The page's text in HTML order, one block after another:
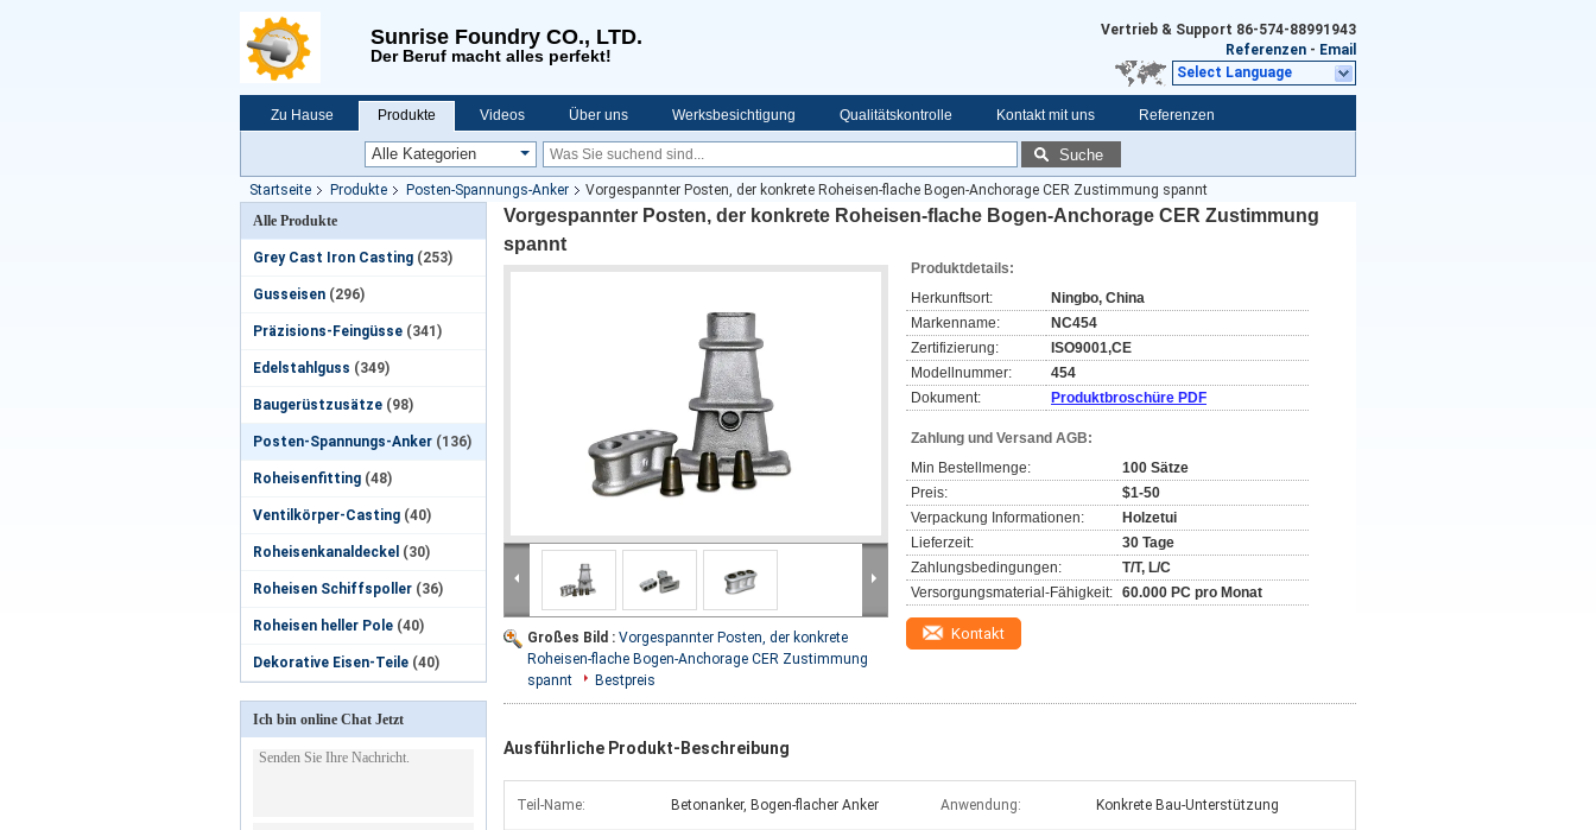
Sunrise Foundry CO., LTD.
Der Beruf macht alles perfekt!
Vertrieb & Support 86-574-88991943
Referenzen - Email
Select Language
Zu Hause Produkte Videos Über uns Werksbesichtigung Qualitätskontrolle Kontakt mit uns Referenzen
Suche
Startseite Produkte Posten-Spannungs-Anker
Vorgespannter Posten, der konkrete Roheisen-flache Bogen-Anchorage CER Zustimmung spannt
Alle Produkte
Grey Cast Iron Casting (253)
Gusseisen (296)
Präzisions-Feingüsse (341)
Edelstahlguss (349)
Baugerüstzusätze (98)
Posten-Spannungs-Anker (136)
Roheisenfitting (48)
Ventilkörper-Casting (40)
Roheisenkanaldeckel (30)
Roheisen Schiffspoller (36)
Roheisen heller Pole (40)
Dekorative Eisen-Teile (40)
Ich bin online Chat Jetzt
Vorgespannter Posten, der konkrete Roheisen-flache Bogen-Anchorage CER Zustimmung
spannt
Großes Bild : Vorgespannter Posten, der konkrete
Roheisen-flache Bogen-Anchorage CER Zustimmung
spannt
Bestpreis
Produktdetails:
Herkunftsort:
Ningbo, China
Markenname:
NC454
Zertifizierung:
ISO9001,CE
Modellnummer:
454
Dokument:
Produktbroschüre PDF
Zahlung und Versand AGB:
Min Bestellmenge:
100 Sätze
Preis:
$1-50
Verpackung Informationen:
Holzetui
Lieferzeit:
30 Tage
Zahlungsbedingungen:
T/T, L/C
Versorgungsmaterial-Fähigkeit: 60.000 PC pro Monat
Kontakt
Ausführliche Produkt-Beschreibung
Teil-Name: Betonanker, Bogen-flacher Anker Anwendung: Konkrete Bau-Unterstützung